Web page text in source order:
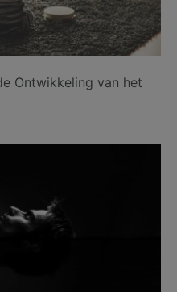
Ontwikkeling van het